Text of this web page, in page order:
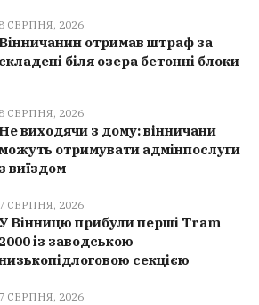
8 СЕРПНЯ, 2026
Вінничанин отримав штраф за
складені біля озера бетонні блоки
8 СЕРПНЯ, 2026
Не виходячи з дому: вінничани
можуть отримувати адмінпослуги
з виїздом
7 СЕРПНЯ, 2026
Вінницю прибули перші Tram
2000 із заводською
секцією
7 СЕРПНЯ, 2026